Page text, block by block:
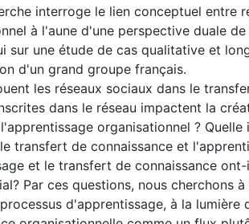
interroge le lien conceptuel entre
à l'aune d'une perspective duale
sur une étude de cas qualitative et
d'un grand groupe français.
les réseaux sociaux dans le
dans le réseau impactent la
organisationnel ?
transfert de connaissance et
et le transfert de connaissance
Par ces questions, nous cherchons
d'apprentissage, à la